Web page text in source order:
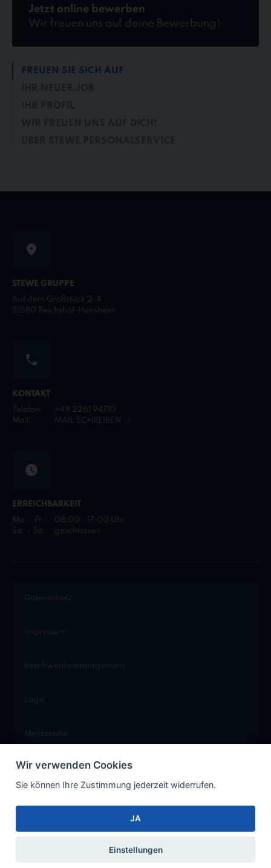
Jetzt online bewerben
Wir freuen uns auf deine Bewerbung!
FREUEN SIE SICH AUF
STEWE GRUPPE
Auf dem Großstück 2-4
51580 Reichshof-Hunsheim
KONTAKT
Telefon:
+49 2261 94710
Mail:
MAIL SCHREIBEN
ERREICHBARKEIT
Mo. - Fr.:
08:00 - 17:00 Uhr
Sa. - So.:
geschlossen
Datenschutz
Impressum
Beschwerdemanagement
Login
Meldestelle
Cookie Einstellungen
Wir verwenden Cookies
Sie können Ihre Zustimmung jederzeit widerrufen.
JA
Einstellungen